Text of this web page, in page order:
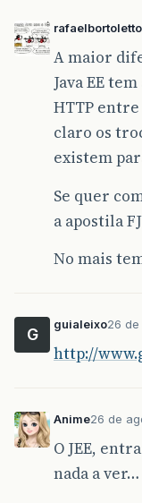
rafaelbortoletto
A maior
Java EE
HTTP
claro os
existem
Se quer
a apostila
No mais
G
guialeixo26 de
http://
Anime26 de
O JEE,
nada a ver…